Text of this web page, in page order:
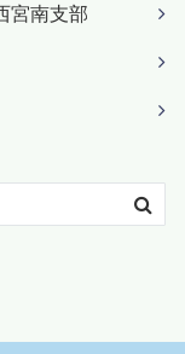
南支部